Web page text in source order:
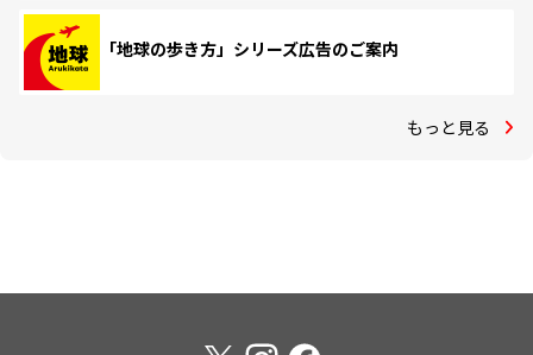
「地球の歩き方」シリーズ広告のご案内
もっと見る